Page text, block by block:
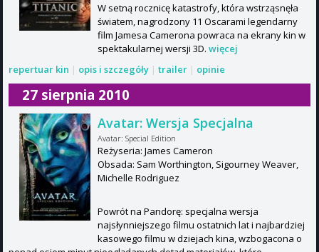
W setną rocznicę katastrofy, która wstrząsnęła
światem, nagrodzony 11 Oscarami legendarny
film Jamesa Camerona powraca na ekrany kin w
spektakularnej wersji 3D. więcej
repertuar kin | opis i szczegóły | trailer | opinie
27 sierpnia 2010
Avatar: Wersja Specjalna
Avatar: Special Edition
Reżyseria: James Cameron
Obsada: Sam Worthington, Sigourney Weaver,
Michelle Rodriguez
Powrót na Pandorę: specjalna wersja
najsłynniejszego filmu ostatnich lat i najbardziej
kasowego filmu w dziejach kina, wzbogacona o